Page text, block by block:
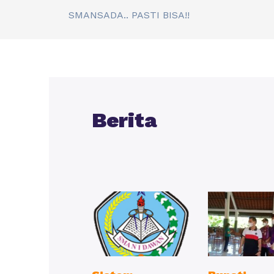
SMANSADA.. PASTI BISA!!
Berita